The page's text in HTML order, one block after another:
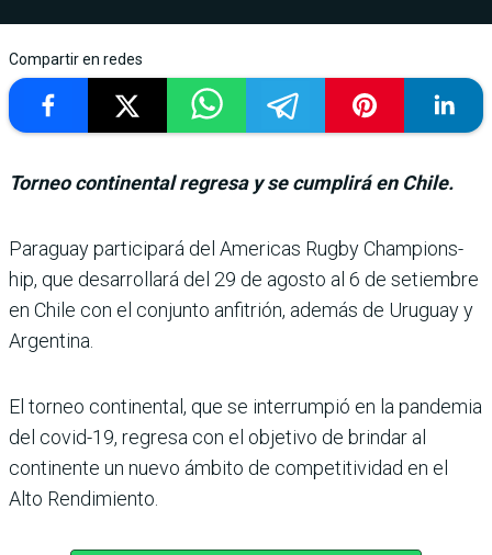
Compartir en redes
Torneo continental regresa y se cumplirá en Chile.
Paraguay participará del Americas Rugby Champions­
hip, que desarrollará del 29 de agosto al 6 de setiembre
en Chile con el conjunto anfi­trión, además de Uruguay y
Argentina.
El torneo continental, que se interrumpió en la pan­demia
del covid-19, regresa con el objetivo de brindar al
continente un nuevo ámbito de competitividad en el
Alto Rendimiento.